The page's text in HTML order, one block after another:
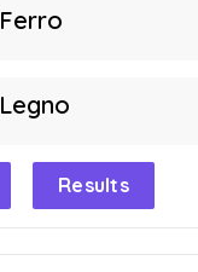
Ferro
Legno
Results